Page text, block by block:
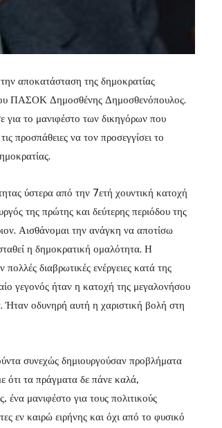
αποκατάσταση της δημοκρατίας
ΠΑΣΟΚ Δημοσθένης Δημοσθενόπουλος.
για το μανιφέστο των δικηγόρων που
προσπάθειες να τον προσεγγίσει το
ύστερα από την 7ετή χουντική κατοχή
της πρώτης και δεύτερης περιόδου της
Αισθάνομαι την ανάγκη να αποτίσω
η δημοκρατική ομαλότητα. Η
διαβρωτικές ενέργειες κατά της
γεγονός ήταν η κατοχή της μεγαλονήσου
Ήταν οδυνηρή αυτή η χαριστική βολή στη
συνεχώς δημιουργούσαν προβλήματα
ότι τα πράγματα δε πάνε καλά,
μανιφέστο για τους πολιτικούς
εν καιρώ ειρήνης και όχι από το φυσικό